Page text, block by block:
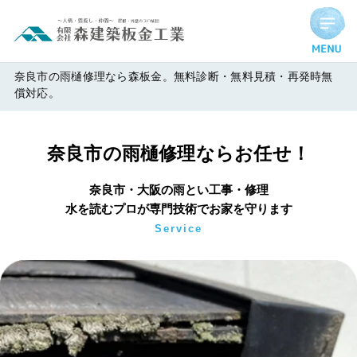
奈良市の雨樋修理なら森板金。無料診断・無料見積・再発時無
償対応。
奈良市の雨樋修理ならお任せ！
奈良市・大阪の雨とい工事・修理
水を読むプロが専門技術でお家を守ります
Service